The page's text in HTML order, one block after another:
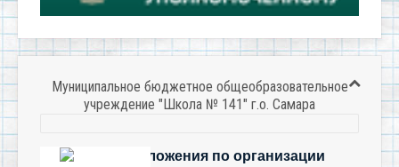
Муниципальное бюджетное общеобразовательное
учреждение "Школа № 141" г.о. Самара
Есть предложения по организации